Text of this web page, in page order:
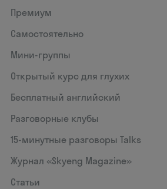
Премиум
Самостоятельно
Мини-группы
Открытый курс для глухих
Бесплатный английский
Разговорные клубы
15‑минутные разговоры Talks
Журнал «Skyeng Magazine»
Статьи